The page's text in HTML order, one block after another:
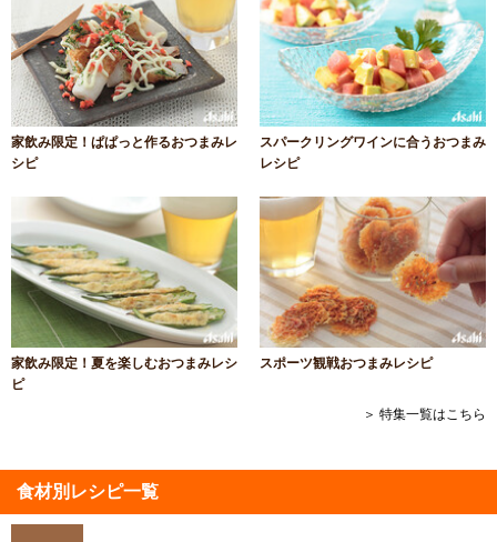
家飲み限定！ぱぱっと作るおつまみレ
シピ
スパークリングワインに合うおつまみ
レシピ
家飲み限定！夏を楽しむおつまみレシ
ピ
スポーツ観戦おつまみレシピ
＞ 特集一覧はこちら
食材別レシピ一覧